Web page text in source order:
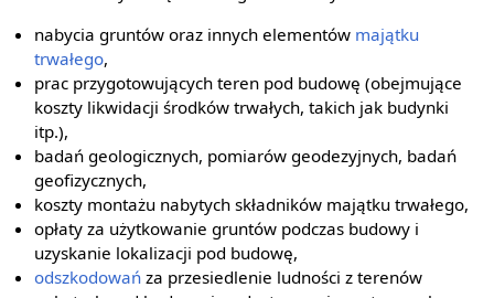
nabycia gruntów oraz innych elementów majątku
trwałego,
prac przygotowujących teren pod budowę (obejmujące
koszty likwidacji środków trwałych, takich jak budynki
itp.),
badań geologicznych, pomiarów geodezyjnych, badań
geofizycznych,
koszty montażu nabytych składników majątku trwałego,
opłaty za użytkowanie gruntów podczas budowy i
uzyskanie lokalizacji pod budowę,
odszkodowań za przesiedlenie ludności z terenów